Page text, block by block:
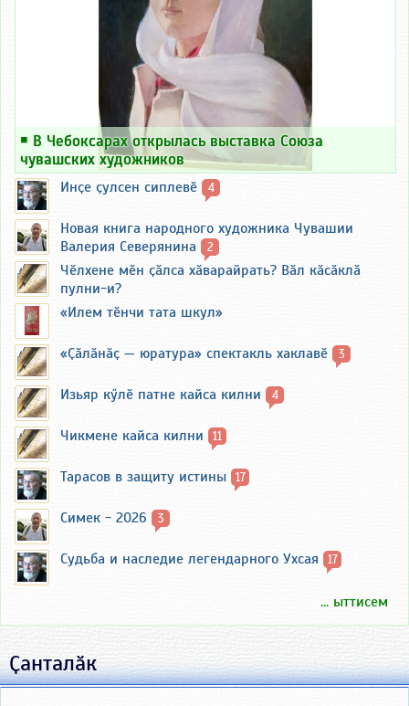
￭ В Чебоксарах открылась выставка Союза
чувашских художников
Инҫе ҫулсен сиплевӗ 4
Новая книга народного художника Чувашии
Валерия Северянина
2
Чӗлхене мӗн ҫӑлса хӑварайрать? Вӑл кӑсӑклӑ
пулни-и?
«Илем тӗнчи тата шкул»
«Ҫӑлӑнӑҫ — юратура» спектакль хаклавӗ 3
Изьяр кӳлӗ патне кайса килни 4
Чикмене кайса килни 11
Тарасов в защиту истины 17
Симек - 2026 3
Судьба и наследие легендарного Ухсая 17
... ыттисем
Ҫанталӑк